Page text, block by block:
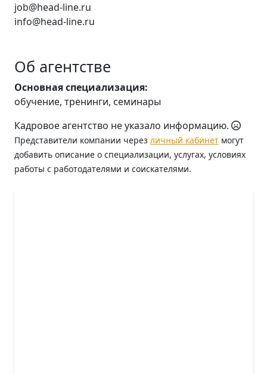
job@head-line.ru
info@head-line.ru
Об агентстве
Основная специализация:
обучение, тренинги, семинары
Кадровое агентство не указало информацию.
Представители компании через личный кабинет могут
добавить описание о специализации, услугах, условиях
работы с работодателями и соискателями.